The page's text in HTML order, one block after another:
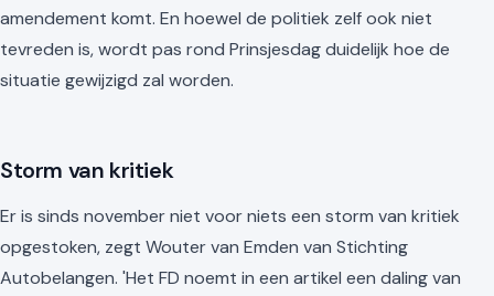
amendement komt. En hoewel de politiek zelf ook niet
tevreden is, wordt pas rond Prinsjesdag duidelijk hoe de
situatie gewijzigd zal worden.
Storm van kritiek
Er is sinds november niet voor niets een storm van kritiek
opgestoken, zegt Wouter van Emden van Stichting
Autobelangen. 'Het FD noemt in een artikel een daling van